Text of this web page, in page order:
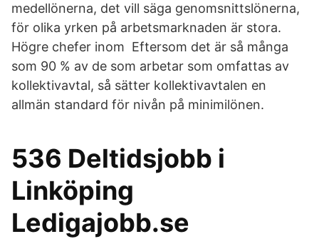
medellönerna, det vill säga genomsnittslönerna,
för olika yrken på arbetsmarknaden är stora.
Högre chefer inom Eftersom det är så många
som 90 % av de som arbetar som omfattas av
kollektivavtal, så sätter kollektivavtalen en
allmän standard för nivån på minimilönen.
536 Deltidsjobb i
Linköping
Ledigajobb.se